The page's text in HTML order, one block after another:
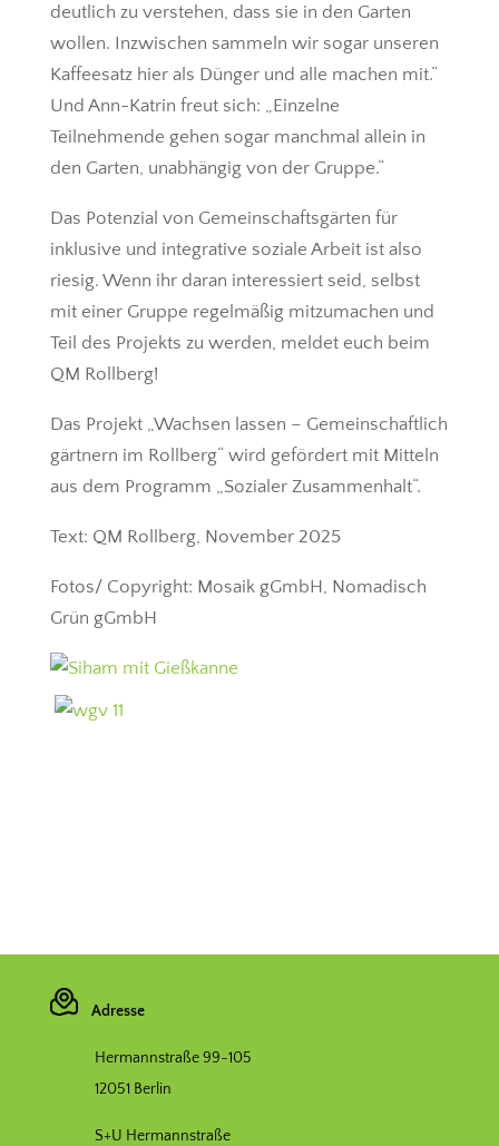
deutlich zu verstehen, dass sie in den Garten
wollen. Inzwischen sammeln wir sogar unseren
Kaffeesatz hier als Dünger und alle machen mit.“
Und Ann-Katrin freut sich: „Einzelne
Teilnehmende gehen sogar manchmal allein in
den Garten, unabhängig von der Gruppe.“
Das Potenzial von Gemeinschaftsgärten für
inklusive und integrative soziale Arbeit ist also
riesig. Wenn ihr daran interessiert seid, selbst
mit einer Gruppe regelmäßig mitzumachen und
Teil des Projekts zu werden, meldet euch beim
QM Rollberg!
Das Projekt „Wachsen lassen – Gemeinschaftlich
gärtnern im Rollberg“ wird gefördert mit Mitteln
aus dem Programm „Sozialer Zusammenhalt“.
Text: QM Rollberg, November 2025
Fotos/ Copyright: Mosaik gGmbH, Nomadisch
Grün gGmbH
Adresse
Hermannstraße 99-105
12051 Berlin
S+U Hermannstraße